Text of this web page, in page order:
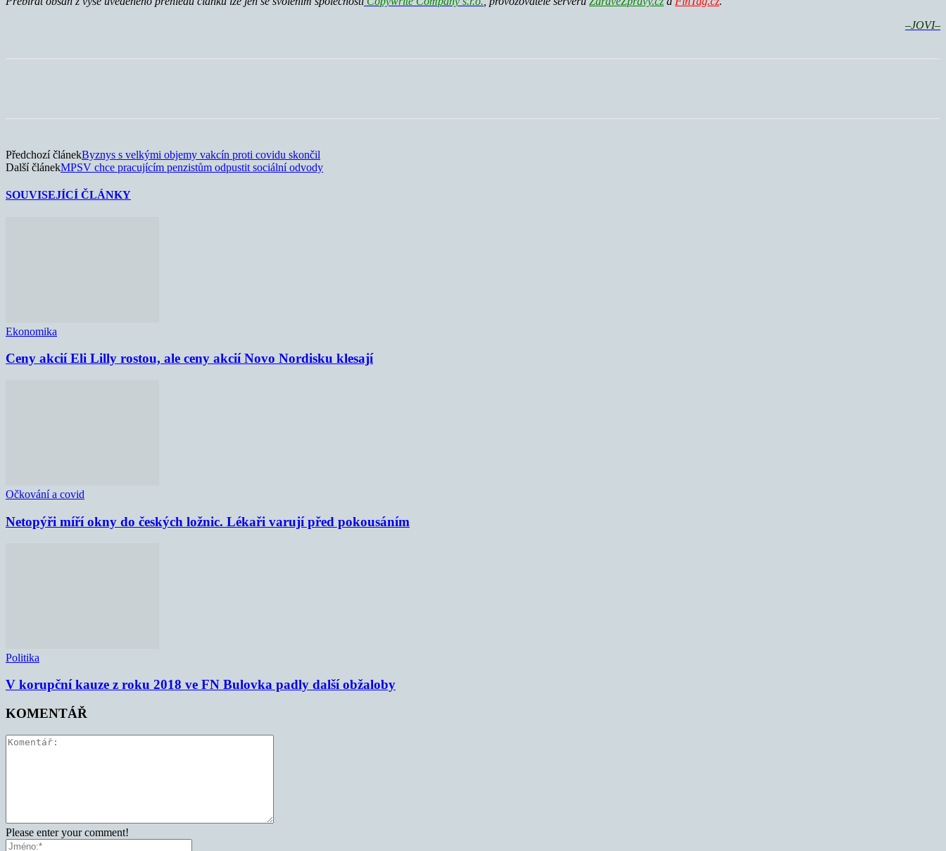
–JOVI–
Předchozí článekByznys s velkými objemy vakcín proti covidu skončil
Další článekMPSV chce pracujícím penzistům odpustit sociální odvody
SOUVISEJÍCÍ ČLÁNKY
Ekonomika
Ceny akcií Eli Lilly rostou, ale ceny akcií Novo Nordisku klesají
Očkování a covid
Netopýři míří okny do českých ložnic. Lékaři varují před pokousáním
Politika
V korupční kauze z roku 2018 ve FN Bulovka padly další obžaloby
KOMENTÁŘ
Please enter your comment!